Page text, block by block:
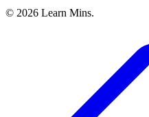
© 2026 Learn Mins.